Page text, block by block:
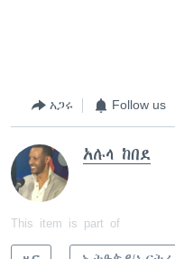
አጋሩ Follow us
አሉላ ከበደ
This item is part of